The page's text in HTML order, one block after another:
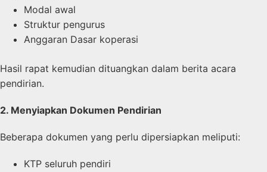
Modal awal
Struktur pengurus
Anggaran Dasar koperasi
Hasil rapat kemudian dituangkan dalam berita acara
pendirian.
2. Menyiapkan Dokumen Pendirian
Beberapa dokumen yang perlu dipersiapkan meliputi:
KTP seluruh pendiri